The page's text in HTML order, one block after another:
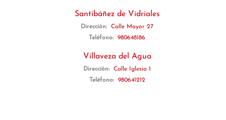
Santibáñez de Vidriales
Dirección:
Calle Mayor 27
Teléfono:
980648186
Villaveza del Agua
Dirección:
Calle Iglesia 1
Teléfono:
980641212